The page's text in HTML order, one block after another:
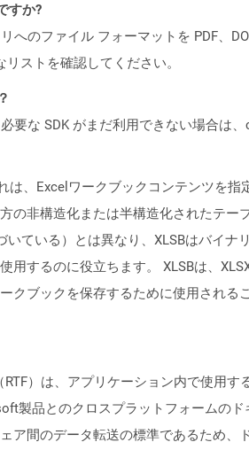
すか?
のファイル フォーマットを PDF、
リストを確認してください。
な SDK がまだ利用できない場合は、
、Excelワークブックコンテンツを
の非構造化または半構造化されたテー
ている）とは異なり、XLSBはバイ
するのに役立ちます。 XLSBは、
クブックを保存するために使用され
）は、アプリケーション内で使用す
製品とのクロスプラットフォームの
間のデータ転送の標準であるため、